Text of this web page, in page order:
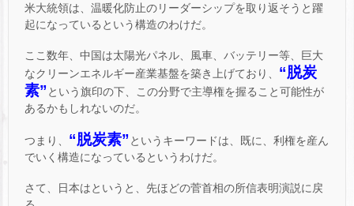
米大統領は、温暖化防止のリーダーシップを取り返そうと躍
起になっているという構造のわけだ。
ここ数年、中国は太陽光パネル、風車、バッテリー等、巨大
なクリーンエネルギー産業基盤を築き上げており、 “脱炭
素”という旗印の下、この分野で主導権を握ること可能性が
あるかもしれないのだ。
つまり、 “脱炭素”というキーワードは、既に、利権を産ん
でいく構造になっているというわけだ。
さて、日本はというと、先ほどの菅首相の所信表明演説に戻